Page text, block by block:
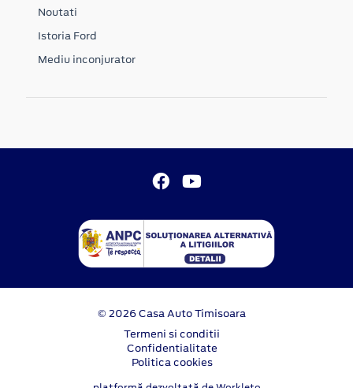
Noutati
Istoria Ford
Mediu inconjurator
© 2026 Casa Auto Timisoara
Termeni si conditii
Confidentialitate
Politica cookies